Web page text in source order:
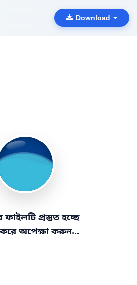
Download
প্রস্তুত হচ্ছে
অপেক্ষা করুন...